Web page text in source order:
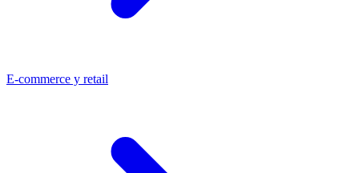
E-commerce y retail